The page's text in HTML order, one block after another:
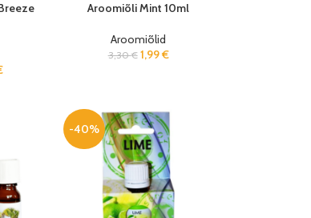
Aroomiõli Mint 10ml
Aroomiõlid
3,30€ 1,99€
-40%